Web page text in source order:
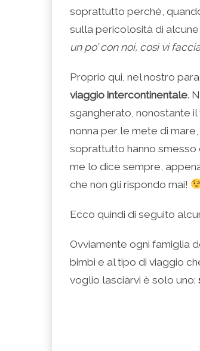
soprattutto perché,
sulla pericolosità di
un po’ con noi, così vi
Proprio qui, nel nostro
viaggio intercontinentale.
sgangherato, nonostante
nonna per le mete di
soprattutto hanno smesso
me lo dice sempre,
che non gli rispondo mai!
Ecco quindi di seguito
Ovviamente ogni famiglia
bimbi e al tipo di viaggio
voglio lasciarvi è solo uno: